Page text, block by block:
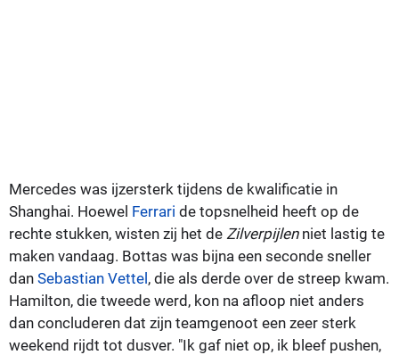
Mercedes was ijzersterk tijdens de kwalificatie in
Shanghai. Hoewel Ferrari de topsnelheid heeft op de
rechte stukken, wisten zij het de Zilverpijlenniet lastig te
maken vandaag. Bottas was bijna een seconde sneller
dan Sebastian Vettel, die als derde over de streep kwam.
Hamilton, die tweede werd, kon na afloop niet anders
dan concluderen dat zijn teamgenoot een zeer sterk
weekend rijdt tot dusver. "Ik gaf niet op, ik bleef pushen,